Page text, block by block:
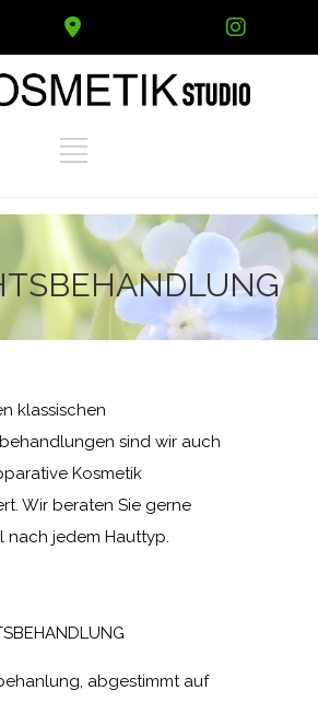
klassischen
sind wir auch
Kosmetik
Wir beraten Sie gerne
nach jedem Hauttyp.
abgestimmt auf
Maps